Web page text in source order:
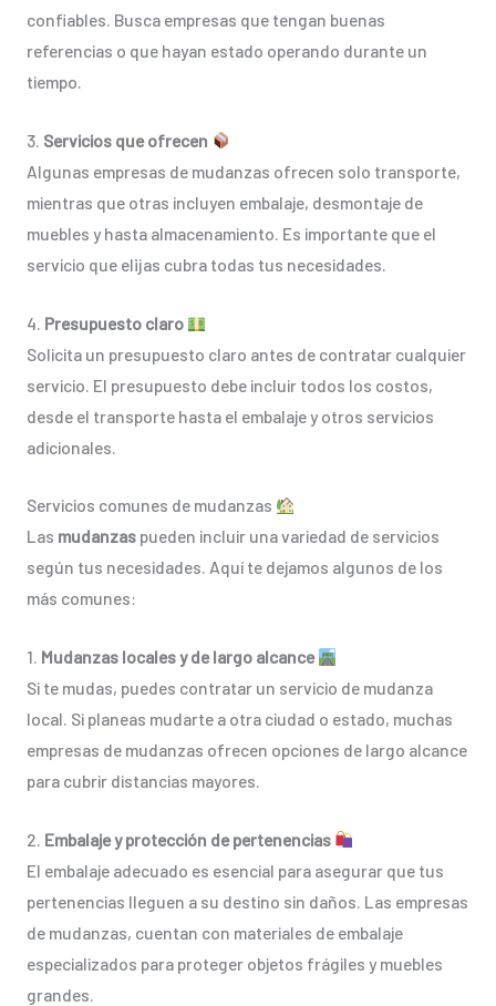
confiables. Busca empresas que tengan buenas
referencias o que hayan estado operando durante un
tiempo.
3. Servicios que ofrecen
Algunas empresas de mudanzas ofrecen solo transporte,
mientras que otras incluyen embalaje, desmontaje de
muebles y hasta almacenamiento. Es importante que el
servicio que elijas cubra todas tus necesidades.
4. Presupuesto claro
Solicita un presupuesto claro antes de contratar cualquier
servicio. El presupuesto debe incluir todos los costos,
desde el transporte hasta el embalaje y otros servicios
adicionales.
Servicios comunes de mudanzas
Las mudanzaspueden incluir una variedad de servicios
según tus necesidades. Aquí te dejamos algunos de los
más comunes:
1. Mudanzas locales y de largo alcance
Si te mudas, puedes contratar un servicio de mudanza
local. Si planeas mudarte a otra ciudad o estado, muchas
empresas de mudanzas ofrecen opciones de largo alcance
para cubrir distancias mayores.
2. Embalaje y protección de pertenencias
El embalaje adecuado es esencial para asegurar que tus
pertenencias lleguen a su destino sin daños. Las empresas
de mudanzas, cuentan con materiales de embalaje
especializados para proteger objetos frágiles y muebles
grandes.